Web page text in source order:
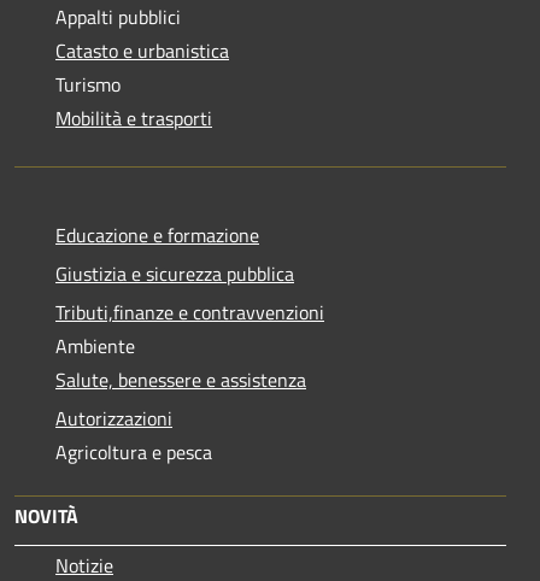
Appalti pubblici
Catasto e urbanistica
Turismo
Mobilità e trasporti
Educazione e formazione
Giustizia e sicurezza pubblica
Tributi,finanze e contravvenzioni
Ambiente
Salute, benessere e assistenza
Autorizzazioni
Agricoltura e pesca
NOVITÀ
Notizie